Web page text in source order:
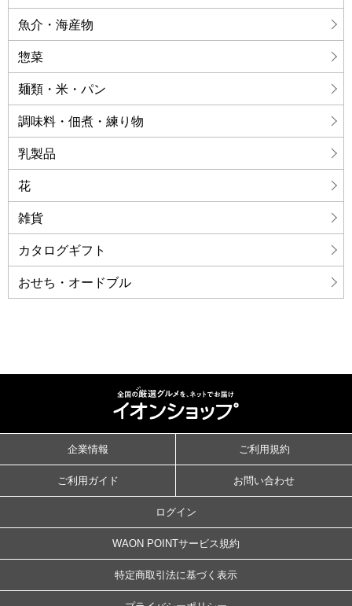
魚介・海産物
惣菜
麺類・米・パン
調味料・佃煮・練り物
乳製品
花
雑貨
カタログギフト
おせち・オードブル
企業情報 ご利用規約
ご利用ガイド お問い合わせ
ログイン
WAON POINTサービス規約
特定商取引法に基づく表示